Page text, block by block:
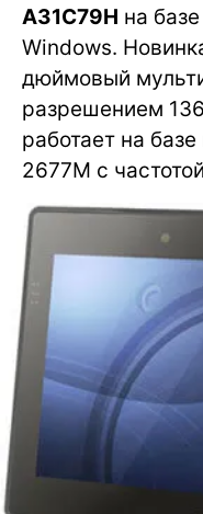
A31C79H на
Windows.
дюймовый
разрешением
работает на
2677M с